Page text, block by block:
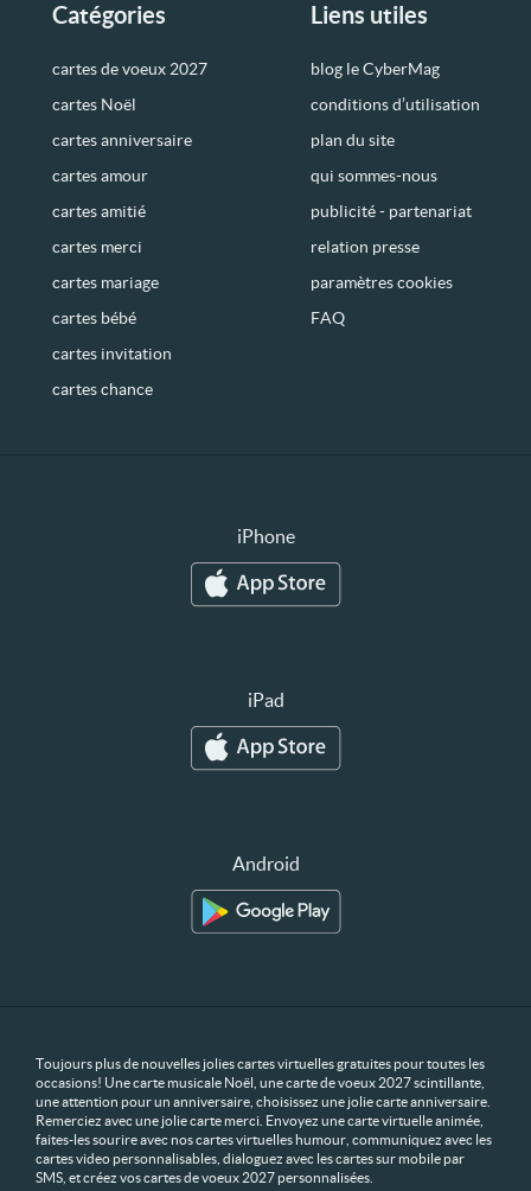
Catégories
cartes de voeux 2027
cartes Noël
cartes anniversaire
cartes amour
cartes amitié
cartes merci
cartes mariage
cartes bébé
cartes invitation
cartes chance
Liens utiles
blog le CyberMag
conditions d’utilisation
plan du site
qui sommes-nous
publicité - partenariat
relation presse
paramètres cookies
FAQ
iPhone
iPad
Android
Toujours plus de nouvelles jolies cartes virtuelles gratuites pour toutes les
occasions! Une carte musicale Noël, une carte de voeux 2027 scintillante,
une attention pour un anniversaire, choisissez une jolie carte anniversaire.
Remerciez avec une jolie carte merci. Envoyez une carte virtuelle animée,
faites-les sourire avec nos cartes virtuelles humour, communiquez avec les
cartes video personnalisables, dialoguez avec les cartes sur mobile par
SMS, et créez vos cartes de voeux 2027 personnalisées.